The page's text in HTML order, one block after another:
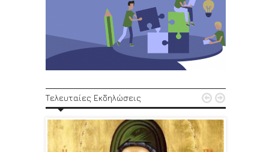
Τελευταίες Εκδηλώσεις  